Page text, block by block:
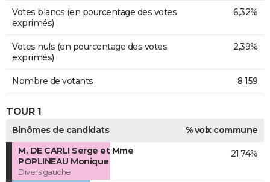
Votes blancs (en pourcentage des votes
exprimés)
6,32%
Votes nuls (en pourcentage des votes
exprimés)
2,39%
Nombre de votants 8 159
TOUR 1
Binômes de candidats
% voix commune
M. DE CARLI Serge et Mme
POPLINEAU Monique
Divers gauche
21,74%